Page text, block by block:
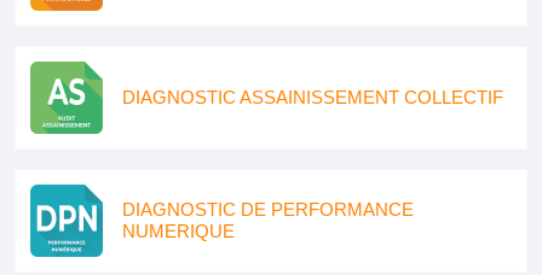
DIAGNOSTIC ASSAINISSEMENT COLLECTIF
DIAGNOSTIC DE PERFORMANCE
NUMERIQUE